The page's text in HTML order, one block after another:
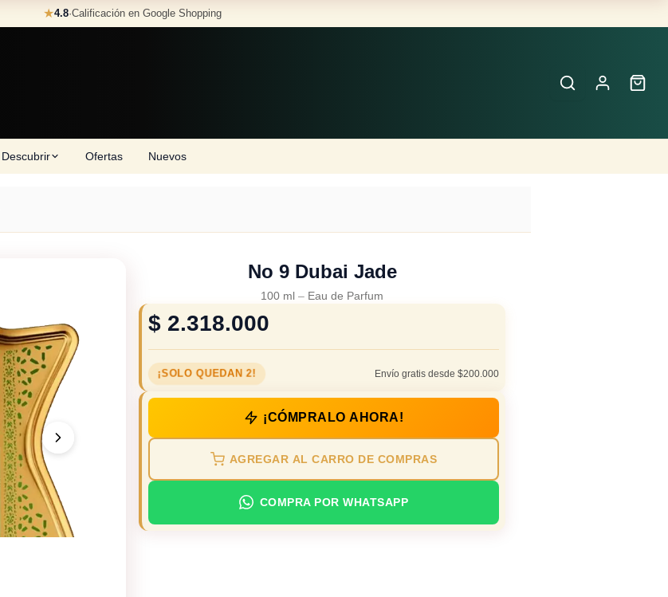
★4.8·Calificación en Google Shopping
Descubrir Ofertas Nuevos
No 9 Dubai Jade
100 ml – Eau de Parfum
$ 2.318.000
¡SOLO QUEDAN 2! Envío gratis desde $200.000
¡CÓMPRALO AHORA!
AGREGAR AL CARRO DE COMPRAS
COMPRA POR WHATSAPP